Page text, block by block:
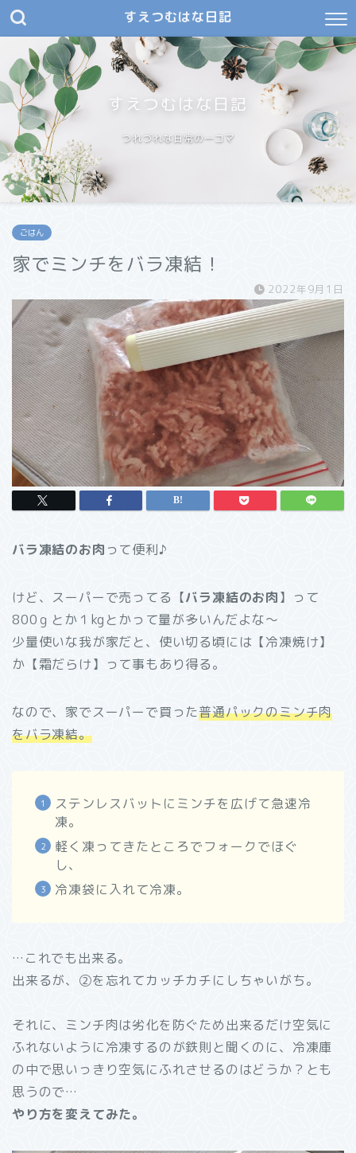
すえつむはな日記
すえつむはな日記
つれづれな日常の一コマ
ごはん
家でミンチをバラ凍結！
2022年9月1日
バラ凍結のお肉って便利♪
けど、スーパーで売ってる【バラ凍結のお肉】って
800ｇとか１kgとかって量が多いんだよな～
少量使いな我が家だと、使い切る頃には【冷凍焼け】
か【霜だらけ】って事もあり得る。
なので、家でスーパーで買った普通パックのミンチ肉
をバラ凍結。
ステンレスバットにミンチを広げて急速冷
凍。
軽く凍ってきたところでフォークでほぐ
し、
冷凍袋に入れて冷凍。
…これでも出来る。
出来るが、②を忘れてカッチカチにしちゃいがち。
それに、ミンチ肉は劣化を防ぐため出来るだけ空気に
ふれないように冷凍するのが鉄則と聞くのに、冷凍庫
の中で思いっきり空気にふれさせるのはどうか？とも
思うので…
やり方を変えてみた。